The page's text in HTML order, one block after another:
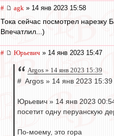
# agk » 14 янв 2023 15:58
Тока сейчас посмотрел нарезку
Впечатлил...)
# Юрьевич » 14 янв 2023 15:47
Argos » 14 янв 2023 15:39
# Argos » 14 янв 2023 15:39
Юрьевич » 14 янв 2023
посетит одну перуанскую
По-моему, это гора